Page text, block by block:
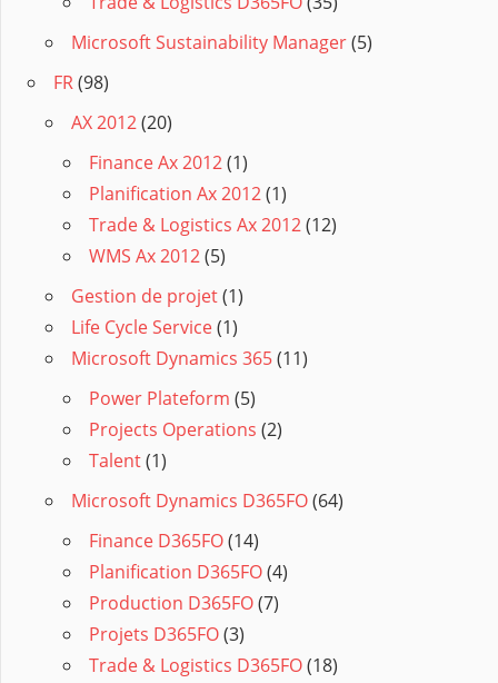
Microsoft Sustainability Manager(5)
FR(98)
AX 2012(20)
Finance Ax 2012(1)
Planification Ax 2012(1)
Trade & Logistics Ax 2012(12)
WMS Ax 2012(5)
Gestion de projet(1)
Life Cycle Service(1)
Microsoft Dynamics 365(11)
Power Plateform (5)
Projects Operations (2)
Talent(1)
Microsoft Dynamics D365FO(64)
Finance D365FO(14)
Planification D365FO(4)
Production D365FO(7)
Projets D365FO(3)
Trade & Logistics D365FO(18)